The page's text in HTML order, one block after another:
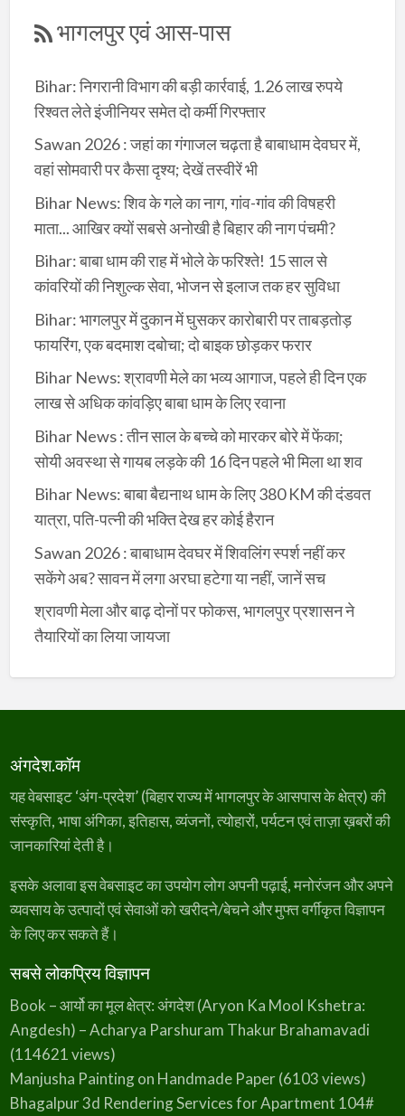
भागलपुर एवं आस-पास
Bihar: निगरानी विभाग की बड़ी कार्रवाई, 1.26 लाख रुपये
रिश्वत लेते इंजीनियर समेत दो कर्मी गिरफ्तार
Sawan 2026 : जहां का गंगाजल चढ़ता है बाबाधाम देवघर में,
वहां सोमवारी पर कैसा दृश्य; देखें तस्वीरें भी
Bihar News: शिव के गले का नाग, गांव-गांव की विषहरी
माता... आखिर क्यों सबसे अनोखी है बिहार की नाग पंचमी?
Bihar: बाबा धाम की राह में भोले के फरिश्ते! 15 साल से
कांवरियों की निशुल्क सेवा, भोजन से इलाज तक हर सुविधा
Bihar: भागलपुर में दुकान में घुसकर कारोबारी पर ताबड़तोड़
फायरिंग, एक बदमाश दबोचा; दो बाइक छोड़कर फरार
Bihar News: श्रावणी मेले का भव्य आगाज, पहले ही दिन एक
लाख से अधिक कांवड़िए बाबा धाम के लिए रवाना
Bihar News : तीन साल के बच्चे को मारकर बोरे में फेंका;
सोयी अवस्था से गायब लड़के की 16 दिन पहले भी मिला था शव
Bihar News: बाबा बैद्यनाथ धाम के लिए 380 KM की दंडवत
यात्रा, पति-पत्नी की भक्ति देख हर कोई हैरान
Sawan 2026 : बाबाधाम देवघर में शिवलिंग स्पर्श नहीं कर
सकेंगे अब? सावन में लगा अरघा हटेगा या नहीं, जानें सच
श्रावणी मेला और बाढ़ दोनों पर फोकस, भागलपुर प्रशासन ने
तैयारियों का लिया जायजा
अंगदेश.कॉम
यह वेबसाइट ‘अंग-प्रदेश’ (बिहार राज्य में भागलपुर के आसपास के क्षेत्र) की
संस्कृति, भाषा अंगिका, इतिहास, व्यंजनों, त्योहारों, पर्यटन एवं ताज़ा ख़बरों की
जानकारियां देती है।
इसके अलावा इस वेबसाइट का उपयोग लोग अपनी पढ़ाई, मनोरंजन और अपने
व्यवसाय के उत्पादों एवं सेवाओं को खरीदने/बेचने और मुफ्त वर्गीकृत विज्ञापन
के लिए कर सकते हैं।
सबसे लोकप्रिय विज्ञापन
Book – आर्यो का मूल क्षेत्र: अंगदेश (Aryon Ka Mool Kshetra:
Angdesh) – Acharya Parshuram Thakur Brahamavadi
(114621 views)
Manjusha Painting on Handmade Paper(6103 views)
Bhagalpur 3d Rendering Services for Apartment 104#